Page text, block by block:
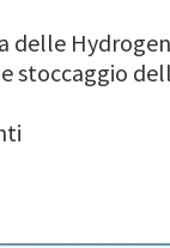
Hydrogen